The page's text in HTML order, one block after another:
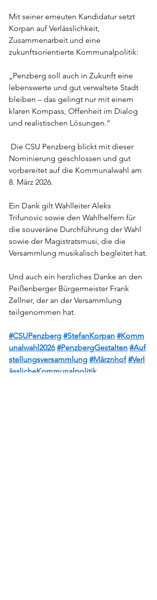
Mit seiner erneuten Kandidatur setzt
Korpan auf Verlässlichkeit,
Zusammenarbeit und eine
zukunftsorientierte Kommunalpolitik:
„Penzberg soll auch in Zukunft eine
lebenswerte und gut verwaltete Stadt
bleiben – das gelingt nur mit einem
klaren Kompass, Offenheit im Dialog
und realistischen Lösungen.“
Die CSU Penzberg blickt mit dieser
Nominierung geschlossen und gut
vorbereitet auf die Kommunalwahl am
8. März 2026.
Ein Dank gilt Wahlleiter Aleks
Trifunovic sowie den Wahlhelfern für
die souveräne Durchführung der Wahl
sowie der Magistratsmusi, die die
Versammlung musikalisch begleitet hat.
Und auch ein herzliches Danke an den
Peißenberger Bürgermeister Frank
Zellner, der an der Versammlung
teilgenommen hat.
#CSUPenzberg #StefanKorpan #Komm
unalwahl2026 #PenzbergGestalten #Auf
stellungsversammlung #Märznhof #Verl
ässlicheKommunalpolitik